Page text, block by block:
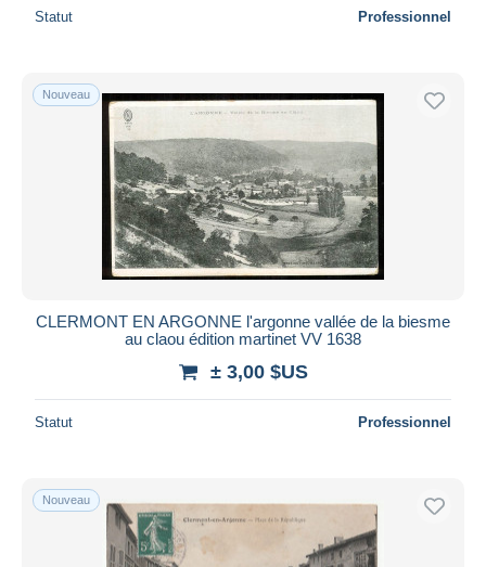
Statut Professionnel
Nouveau
CLERMONT EN ARGONNE l'argonne vallée de la biesme
au claou édition martinet VV 1638
± 3,00 $US
Statut Professionnel
Nouveau